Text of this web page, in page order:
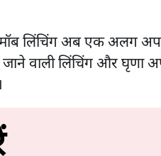
लिंचिंग अब एक अलग अपराध
जाने वाली लिंचिंग और घृणा